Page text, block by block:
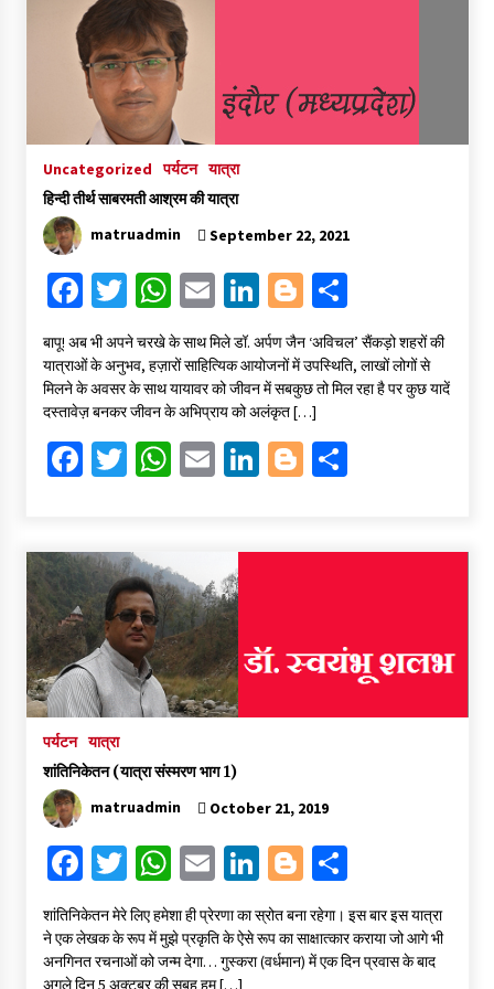
संकट में विज्ञान पत्रिकाओं का भविष्य
April 8, 2023
पत्रकारिता की राजधानी का हस्ताक्षर इंदौर प्रेस क्लब
April 8, 2023
हिन्दी कवि सम्मेलन आज भी अकेला है ओम जी के बिना….
July 7, 2023
Uncategorized पर्यटन यात्रा
हिन्दी तीर्थ साबरमती आश्रम की यात्रा
matruadmin
September 22, 2021
Fa
ce
b
o
o
k
T
wi
tt
er
W
h
at
sA
p
p
E
m
ai
l
Li
n
ke
dI
n
Bl
gg
er
S
h
ar
e
बापू! अब भी अपने चरखे के साथ मिले डॉ. अर्पण जैन ‘अविचल’ सैंकड़ो शहरों की
यात्राओं के अनुभव, हज़ारों साहित्यिक आयोजनों में उपस्थिति, लाखों लोगों से
मिलने के अवसर के साथ यायावर को जीवन में सबकुछ तो मिल रहा है पर कुछ यादें
दस्तावेज़ बनकर जीवन के अभिप्राय को अलंकृत […]
Fa
o
o
k
T
er
W
sA
p
p
E Li
dI
Bl
er
S
e
पर्यटन यात्रा
शांतिनिकेतन (यात्रा संस्मरण भाग 1)
matruadmin
October 21, 2019
Fa
ce
b
o
T
wi
tt
er
W
h
at
sA
E
ai
l
Li
n
ke
dI
Bl
o
gg
er
S
ar
e
शांतिनिकेतन मेरे लिए हमेशा ही प्रेरणा का स्रोत बना रहेगा। इस बार इस यात्रा
ने एक लेखक के रूप में मुझे प्रकृति के ऐसे रूप का साक्षात्कार कराया जो आगे भी
अनगिनत रचनाओं को जन्म देगा… गुस्करा (वर्धमान) में एक दिन प्रवास के बाद
अगले दिन 5 अक्टूबर की सुबह हम […]